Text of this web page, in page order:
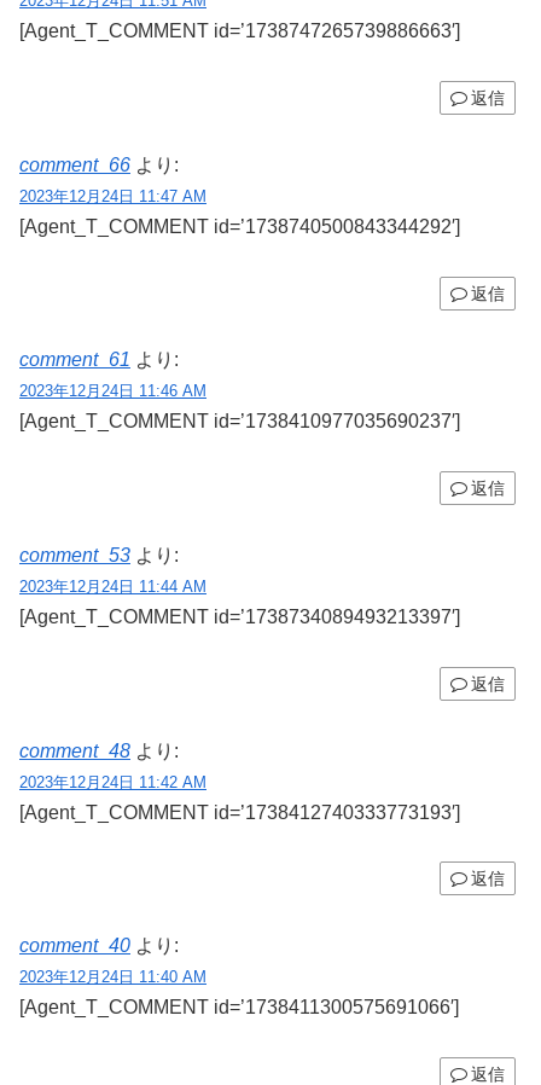
[Agent_T_COMMENT id=’1738747265739886663′]
返信
comment_66 より:
2023年12月24日 11:47 AM
[Agent_T_COMMENT id=’1738740500843344292′]
返信
comment_61 より:
2023年12月24日 11:46 AM
[Agent_T_COMMENT id=’1738410977035690237′]
返信
comment_53 より:
2023年12月24日 11:44 AM
[Agent_T_COMMENT id=’1738734089493213397′]
返信
comment_48 より:
2023年12月24日 11:42 AM
[Agent_T_COMMENT id=’1738412740333773193′]
返信
comment_40 より:
2023年12月24日 11:40 AM
[Agent_T_COMMENT id=’1738411300575691066′]
返信